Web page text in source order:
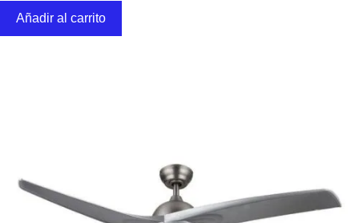
Añadir al carrito